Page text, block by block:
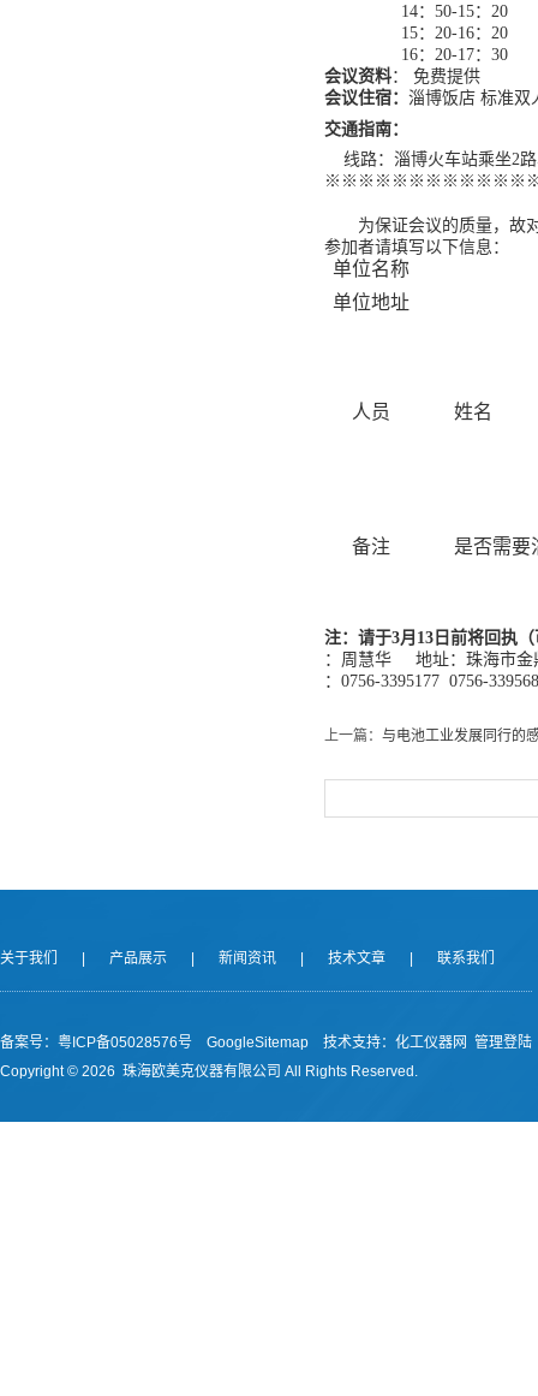
14：50-15：20
15：20-16：20
16：20-17：30
会议资料： 免费提供
会议住宿： 淄博饭店 标准双
交通指南：
线路：淄博火车站乘坐2
为保证会议的质量，故
参加者请填写以下信息：
单位名称
单位地址
人员 姓名
备注 是否需要
注： 请于3月 13 日前将回执 （
： 周慧华 地址： 珠海市金
： 0756-3395177 0756-3395
上一篇： 与电池工业发展同行的
关于我们 产品展示 新闻资讯 技术文章 联系我们
备案号： 粤ICP备05028576号 GoogleSitemap 技术支持： 化工仪器网 管理登陆
Copyright © 2026 珠海欧美克仪器有限公司 All Rights Reserved.